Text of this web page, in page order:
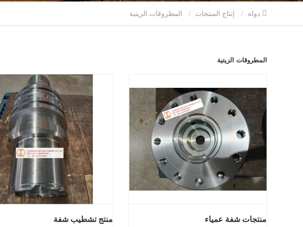
إنتاج المنتجات
المطروقات الزيتية
منتج تشطيب شفة منتجات شفة عمياء